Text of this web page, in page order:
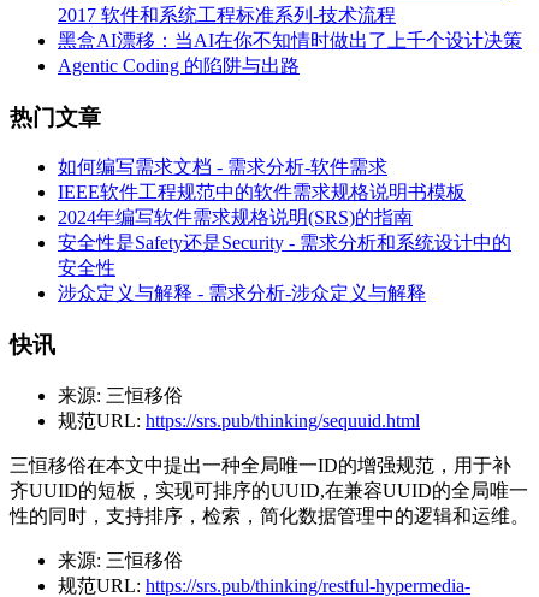
2017 软件和系统工程标准系列-技术流程
黑盒AI漂移：当AI在你不知情时做出了上千个设计决策
Agentic Coding 的陷阱与出路
热门文章
如何编写需求文档 - 需求分析-软件需求
IEEE软件工程规范中的软件需求规格说明书模板
2024年编写软件需求规格说明(SRS)的指南
安全性是Safety还是Security - 需求分析和系统设计中的
安全性
涉众定义与解释 - 需求分析-涉众定义与解释
快讯
来源: 三恒移俗
规范URL: https://srs.pub/thinking/sequuid.html
三恒移俗在本文中提出一种全局唯一ID的增强规范，用于补
齐UUID的短板，实现可排序的UUID,在兼容UUID的全局唯一
性的同时，支持排序，检索，简化数据管理中的逻辑和运维。
来源: 三恒移俗
规范URL: https://srs.pub/thinking/restful-hypermedia-